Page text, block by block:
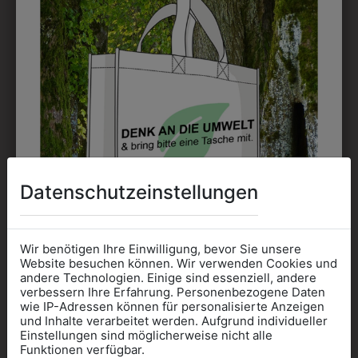
EMBLEM
Kann gestickt oder bedruckt werden. Sehr vielseitig
einsetzbar und beim Sticken wieder ab 1 Stück
möglich.
DRUCK
kostet jede Farbe extra und ist erst ab 12 Stück
möglich. Waschbar bis zu 60°C.
DAS KÖNNTE IHNEN
Datenschutzeinstellungen
Wir benötigen Ihre Einwilligung, bevor Sie unsere
Website besuchen können. Wir verwenden Cookies und
andere Technologien. Einige sind essenziell, andere
verbessern Ihre Erfahrung. Personenbezogene Daten
wie IP-Adressen können für personalisierte Anzeigen
und Inhalte verarbeitet werden. Aufgrund individueller
Einstellungen sind möglicherweise nicht alle
Funktionen verfügbar.
Informationen wenn Sie
Kleidung